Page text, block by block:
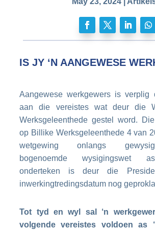
IS JY ‘N AANGEWESE
Aangewese werkgewers is verplig
aan die vereistes wat deur die
Werksgeleenthede gestel word.
op Billike Werksgeleenthede 4 van
wetgewing onlangs
bogenoemde wysigingswet
onderteken is deur die
inwerkingtredingsdatum nog
Tot tyd en wyl sal ‘n
volgende vereistes voldoen as